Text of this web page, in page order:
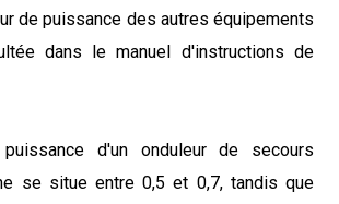
de puissance des autres équipements
dans le manuel d'instructions de
d'un onduleur de secours
se situe entre 0,5 et 0,7, tandis que